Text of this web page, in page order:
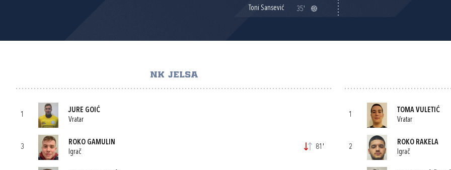
Toni Sansević
35'
NK JELSA
1
JURE GOIĆ
Vratar
3
ROKO GAMULIN
Igrač
81'
1
TOMA VULETIĆ
Vratar
2
ROKO RAKELA
Igrač